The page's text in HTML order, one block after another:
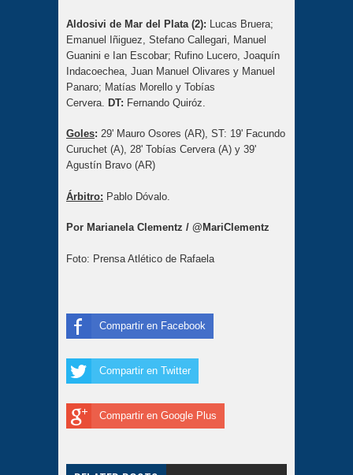
Aldosivi de Mar del Plata (2): Lucas Bruera;
Emanuel Iñiguez, Stefano Callegari, Manuel
Guanini e Ian Escobar; Rufino Lucero, Joaquín
Indacoechea, Juan Manuel Olivares y Manuel
Panaro; Matías Morello y Tobías
Cervera.
DT: Fernando Quiróz.
Goles: 29' Mauro Osores (AR), ST: 19' Facundo
Curuchet (A), 28' Tobías Cervera (A) y 39'
Agustín Bravo (AR)
Árbitro: Pablo Dóvalo.
Por Marianela Clementz / @MariClementz
Foto: Prensa Atlético de Rafaela
Compartir en Facebook
Compartir en Twitter
Compartir en Google Plus